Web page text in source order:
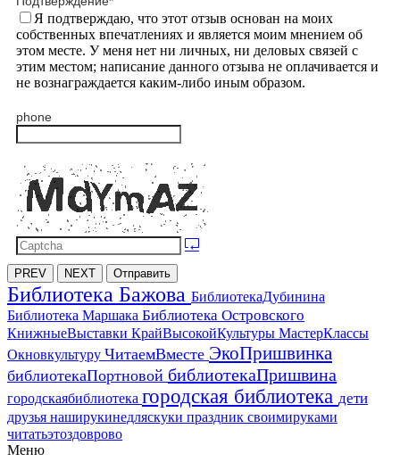
Я подтверждаю, что этот отзыв основан на моих
собственных впечатлениях и является моим мнением об
этом месте. У меня нет ни личных, ни деловых связей с
этим местом; написание данного отзыва не оплачивается и
не вознаграждается каким-либо иным образом.
phone
PREV NEXT Отправить
Библиотека Бажова БиблиотекаДубинина
Библиотека Маршака Библиотека Островского
КнижныеВыставки КрайВысокойКультуры МастерКлассы
Окновкультуру ЧитаемВместе ЭкоПришвинка
библиотекаПортновой библиотекаПришвина
городскаябиблиотека городская библиотека дети
друзья наширукинедляскуки праздник своимируками
читатьэтоздоврово
Меню